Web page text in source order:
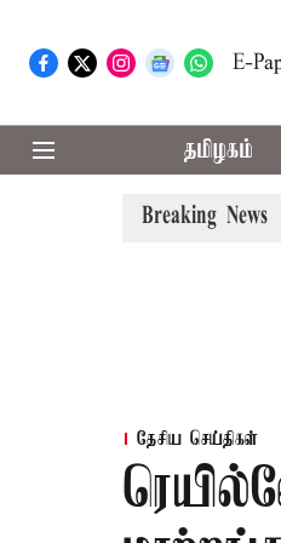
E-
தமிழகம்
Breaking News
பல்வேறு பிரச்சினைகளை
தேசிய செய்திகள்